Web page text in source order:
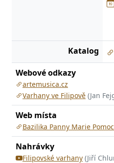
Katalog
Webové odkazy
artemusica.cz
Varhany ve Filipově (Jan
Web místa
Bazilika Panny Marie
Nahrávky
Filipovské varhany (Jiří